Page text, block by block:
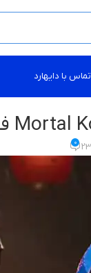
تماس با دایهارد
0